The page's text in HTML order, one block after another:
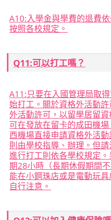
A10:入學金與學費的退費
按照各校規定。
Q11:可以打工嗎？
A11:只要在入國管理局取
始打工。關於資格外活動
外活動許可，以留學居留
可在發放在留卡的成田機
西機場直接申請資格外活
則由學校指導、辦理。但
進行打工則依各學校規定
期28小時（長期休假期間
能在小鋼珠店或是電動玩
自行注意。